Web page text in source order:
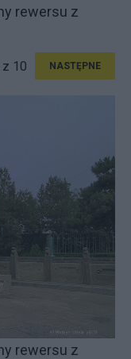
rewersu z
z 10 NASTĘPNE
rewersu z